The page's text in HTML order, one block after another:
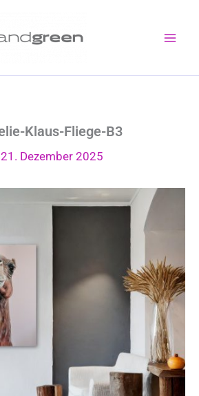
Klaus-Fliege-B3
21. Dezember 2025